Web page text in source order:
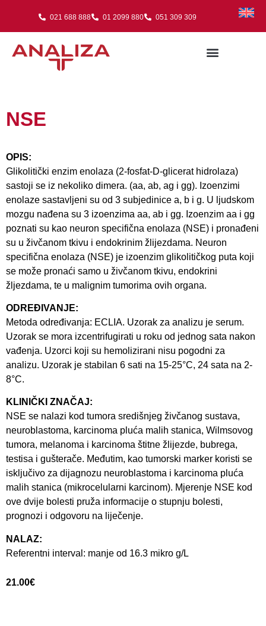
021 688 888 01 2099 880 051 309 309
NSE
OPIS:
Glikolitički enzim enolaza (2-fosfat-D-glicerat hidrolaza)
sastoji se iz nekoliko dimera. (aa, ab, ag i gg). Izoenzimi
enolaze sastavljeni su od 3 subjedinice a, b i g. U ljudskom
mozgu nađena su 3 izoenzima aa, ab i gg. Izoenzim aa i gg
poznati su kao neuron specifična enolaza (NSE) i pronađeni
su u živčanom tkivu i endokrinim žlijezdama. Neuron
specifična enolaza (NSE) je izoenzim glikolitičkog puta koji
se može pronaći samo u živčanom tkivu, endokrini
žljezdama, te u malignim tumorima ovih organa.
ODREĐIVANJE:
Metoda određivanja: ECLIA. Uzorak za analizu je serum.
Uzorak se mora izcentrifugirati u roku od jednog sata nakon
vađenja. Uzorci koji su hemolizirani nisu pogodni za
analizu. Uzorak je stabilan 6 sati na 15-25°C, 24 sata na 2-
8°C.
KLINIČKI ZNAČAJ:
NSE se nalazi kod tumora središnjeg živčanog sustava,
neuroblastoma, karcinoma pluća malih stanica, Wilmsovog
tumora, melanoma i karcinoma štitne žlijezde, bubrega,
testisa i gušterače. Međutim, kao tumorski marker koristi se
isključivo za dijagnozu neuroblastoma i karcinoma pluća
malih stanica (mikrocelularni karcinom). Mjerenje NSE kod
ove dvije bolesti pruža informacije o stupnju bolesti,
prognozi i odgovoru na liječenje.
NALAZ:
Referentni interval: manje od 16.3 mikro g/L
21.00€